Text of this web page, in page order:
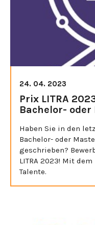
24. 04. 2023
Prix LITRA
Bachelor-
Haben Sie in den
Bachelor- oder
geschrieben?
LITRA 2023! Mit
Talente.